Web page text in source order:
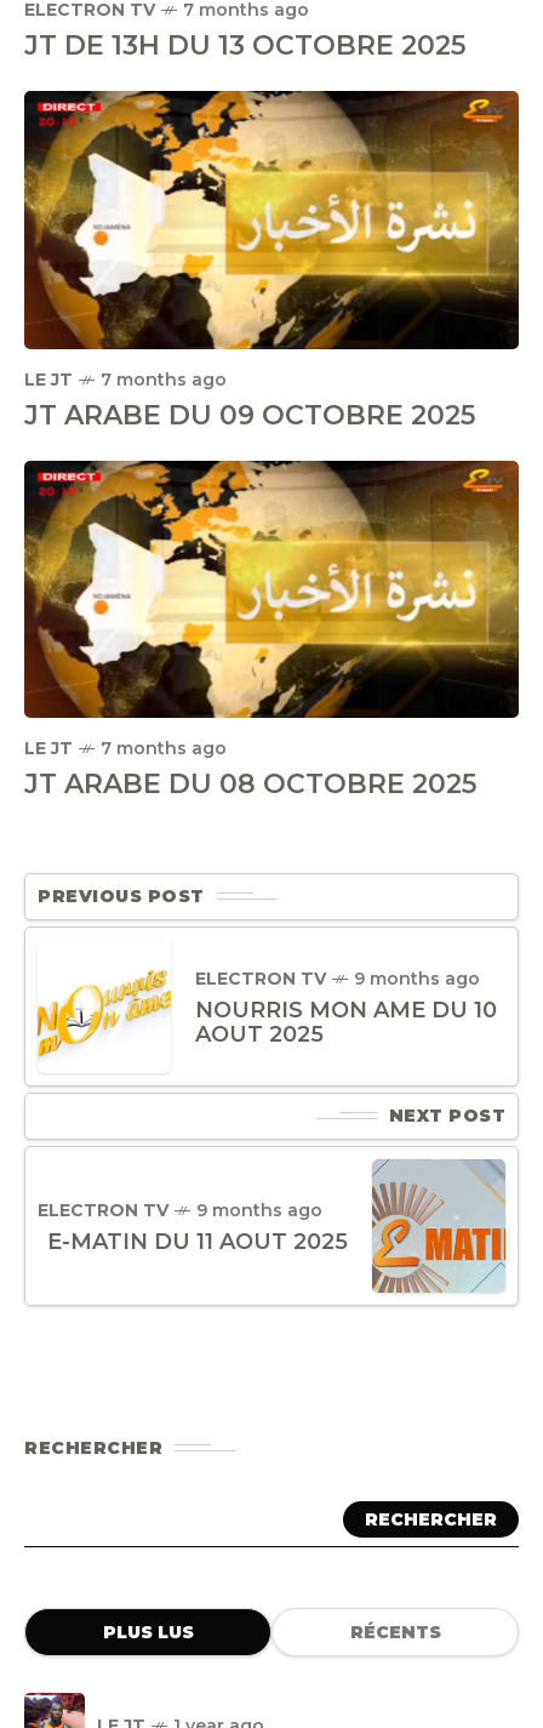
ELECTRON TV 7 months ago
JT DE 13H DU 13 OCTOBRE 2025
LE JT 7 months ago
JT ARABE DU 09 OCTOBRE 2025
LE JT 7 months ago
JT ARABE DU 08 OCTOBRE 2025
PREVIOUS POST
ELECTRON TV 9 months ago
NOURRIS MON AME DU 10
AOUT 2025
NEXT POST
ELECTRON TV 9 months ago
E-MATIN DU 11 AOUT 2025
RECHERCHER
RECHERCHER
PLUS LUS RÉCENTS